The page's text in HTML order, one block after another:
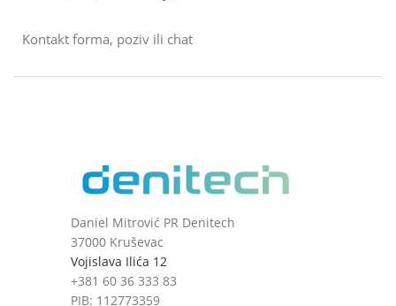
Kontakt forma, poziv ili chat
Daniel Mitrović PR Denitech
37000 Kruševac
Vojislava Ilića 12
+381 60 36 333 83
PIB: 112773359